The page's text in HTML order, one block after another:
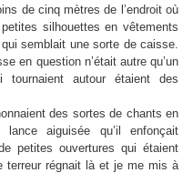
de cinq mètres de l’endroit où
silhouettes en vêtements
semblait une sorte de caisse.
en question n’était autre qu’un
autour étaient des
des sortes de chants en
aiguisée qu’il enfonçait
petites ouvertures qui étaient
terreur régnait là et je me mis à